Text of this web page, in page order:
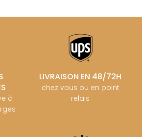
à
LIVRAISON EN 48/72H
chez vous ou en point
relais